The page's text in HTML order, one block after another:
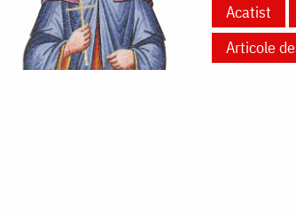
Acatist
Articole